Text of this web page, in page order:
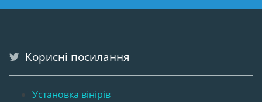
Корисні посилання
Установка вінірів